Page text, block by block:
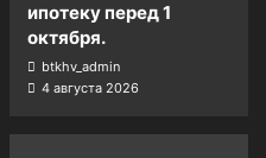
ипотеку перед 1
октября.
btkhv_admin
4 августа 2026